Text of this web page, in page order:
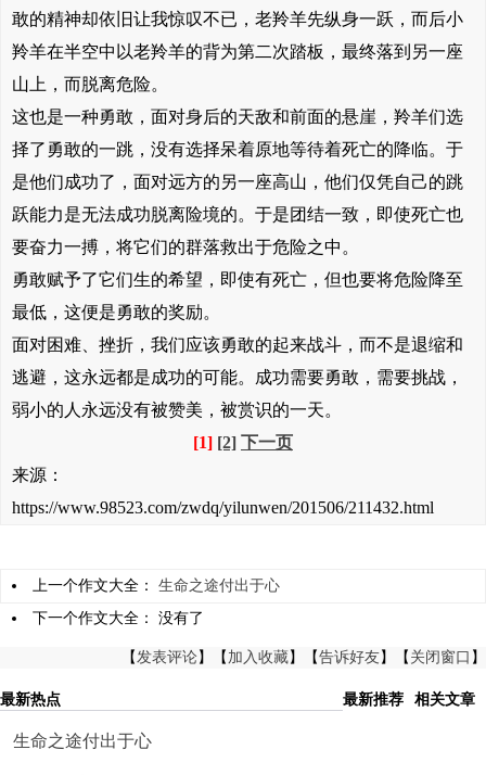
敢的精神却依旧让我惊叹不已，老羚羊先纵身一跃，而后小
羚羊在半空中以老羚羊的背为第二次踏板，最终落到另一座
山上，而脱离危险。
这也是一种勇敢，面对身后的天敌和前面的悬崖，羚羊们选
择了勇敢的一跳，没有选择呆着原地等待着死亡的降临。于
是他们成功了，面对远方的另一座高山，他们仅凭自己的跳
跃能力是无法成功脱离险境的。于是团结一致，即使死亡也
要奋力一搏，将它们的群落救出于危险之中。
勇敢赋予了它们生的希望，即使有死亡，但也要将危险降至
最低，这便是勇敢的奖励。
面对困难、挫折，我们应该勇敢的起来战斗，而不是退缩和
逃避，这永远都是成功的可能。成功需要勇敢，需要挑战，
弱小的人永远没有被赞美，被赏识的一天。
[1] [2] 下一页
来源：
https://www.98523.com/zwdq/yilunwen/201506/211432.html
上一个作文大全： 生命之途付出于心
下一个作文大全： 没有了
【发表评论】【 加入收藏】【告诉好友】【 关闭窗口 】
最新热点 最新推荐 相关文章
生命之途付出于心